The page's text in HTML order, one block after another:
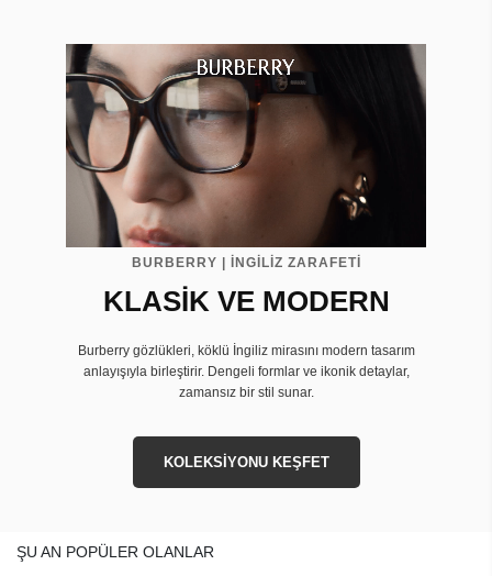
BURBERRY | İNGİLİZ ZARAFETİ
KLASİK VE MODERN
Burberry gözlükleri, köklü İngiliz mirasını modern tasarım
anlayışıyla birleştirir. Dengeli formlar ve ikonik detaylar,
zamansız bir stil sunar.
KOLEKSİYONU KEŞFET
ŞU AN POPÜLER OLANLAR